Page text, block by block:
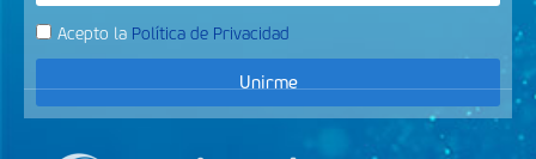
Acepto la Política de Privacidad
Unirme